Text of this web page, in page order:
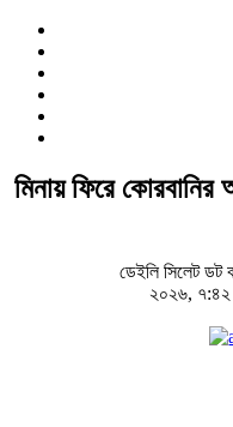
মিনায় ফিরে
ডেইলি সিলেট ডট
২০২৬, ৭:৪২